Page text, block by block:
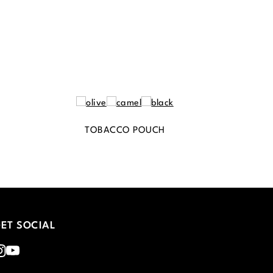
TOBACCO POUCH
SOCIAL
Youtube